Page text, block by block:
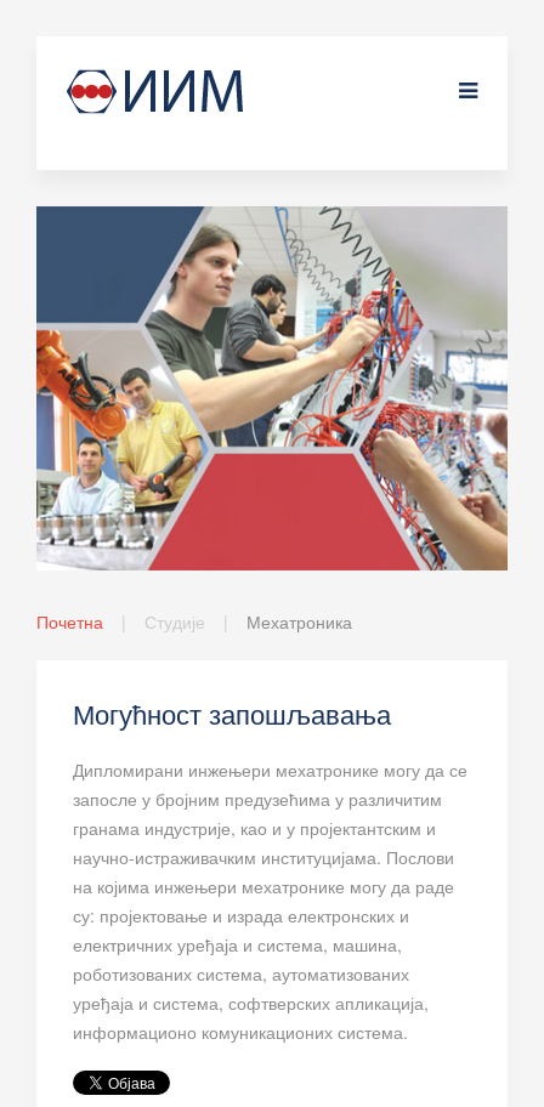
Почетна Студије Мехатроника
Могућност запошљавања
Дипломирани инжењери мехатронике могу да се
запосле у бројним предузећима у различитим
гранама индустрије, као и у пројектантским и
научно-истраживачким институцијама. Послови
на којима инжењери мехатронике могу да раде
су: пројектовање и израда електронских и
електричних уређаја и система, машина,
роботизованих система, аутоматизованих
уређаја и система, софтверских апликација,
информационо комуникационих система.